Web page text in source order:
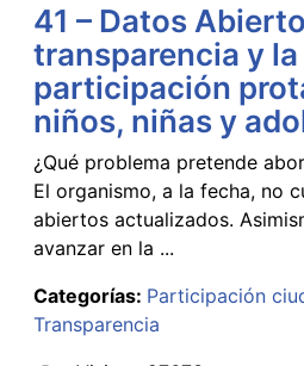
41 – Datos
transparencia y la
participación
niños, niñas y
¿Qué problema pretende
El organismo, a la fecha, no
abiertos actualizados.
avanzar en la ...
Categorías: Participación
Transparencia